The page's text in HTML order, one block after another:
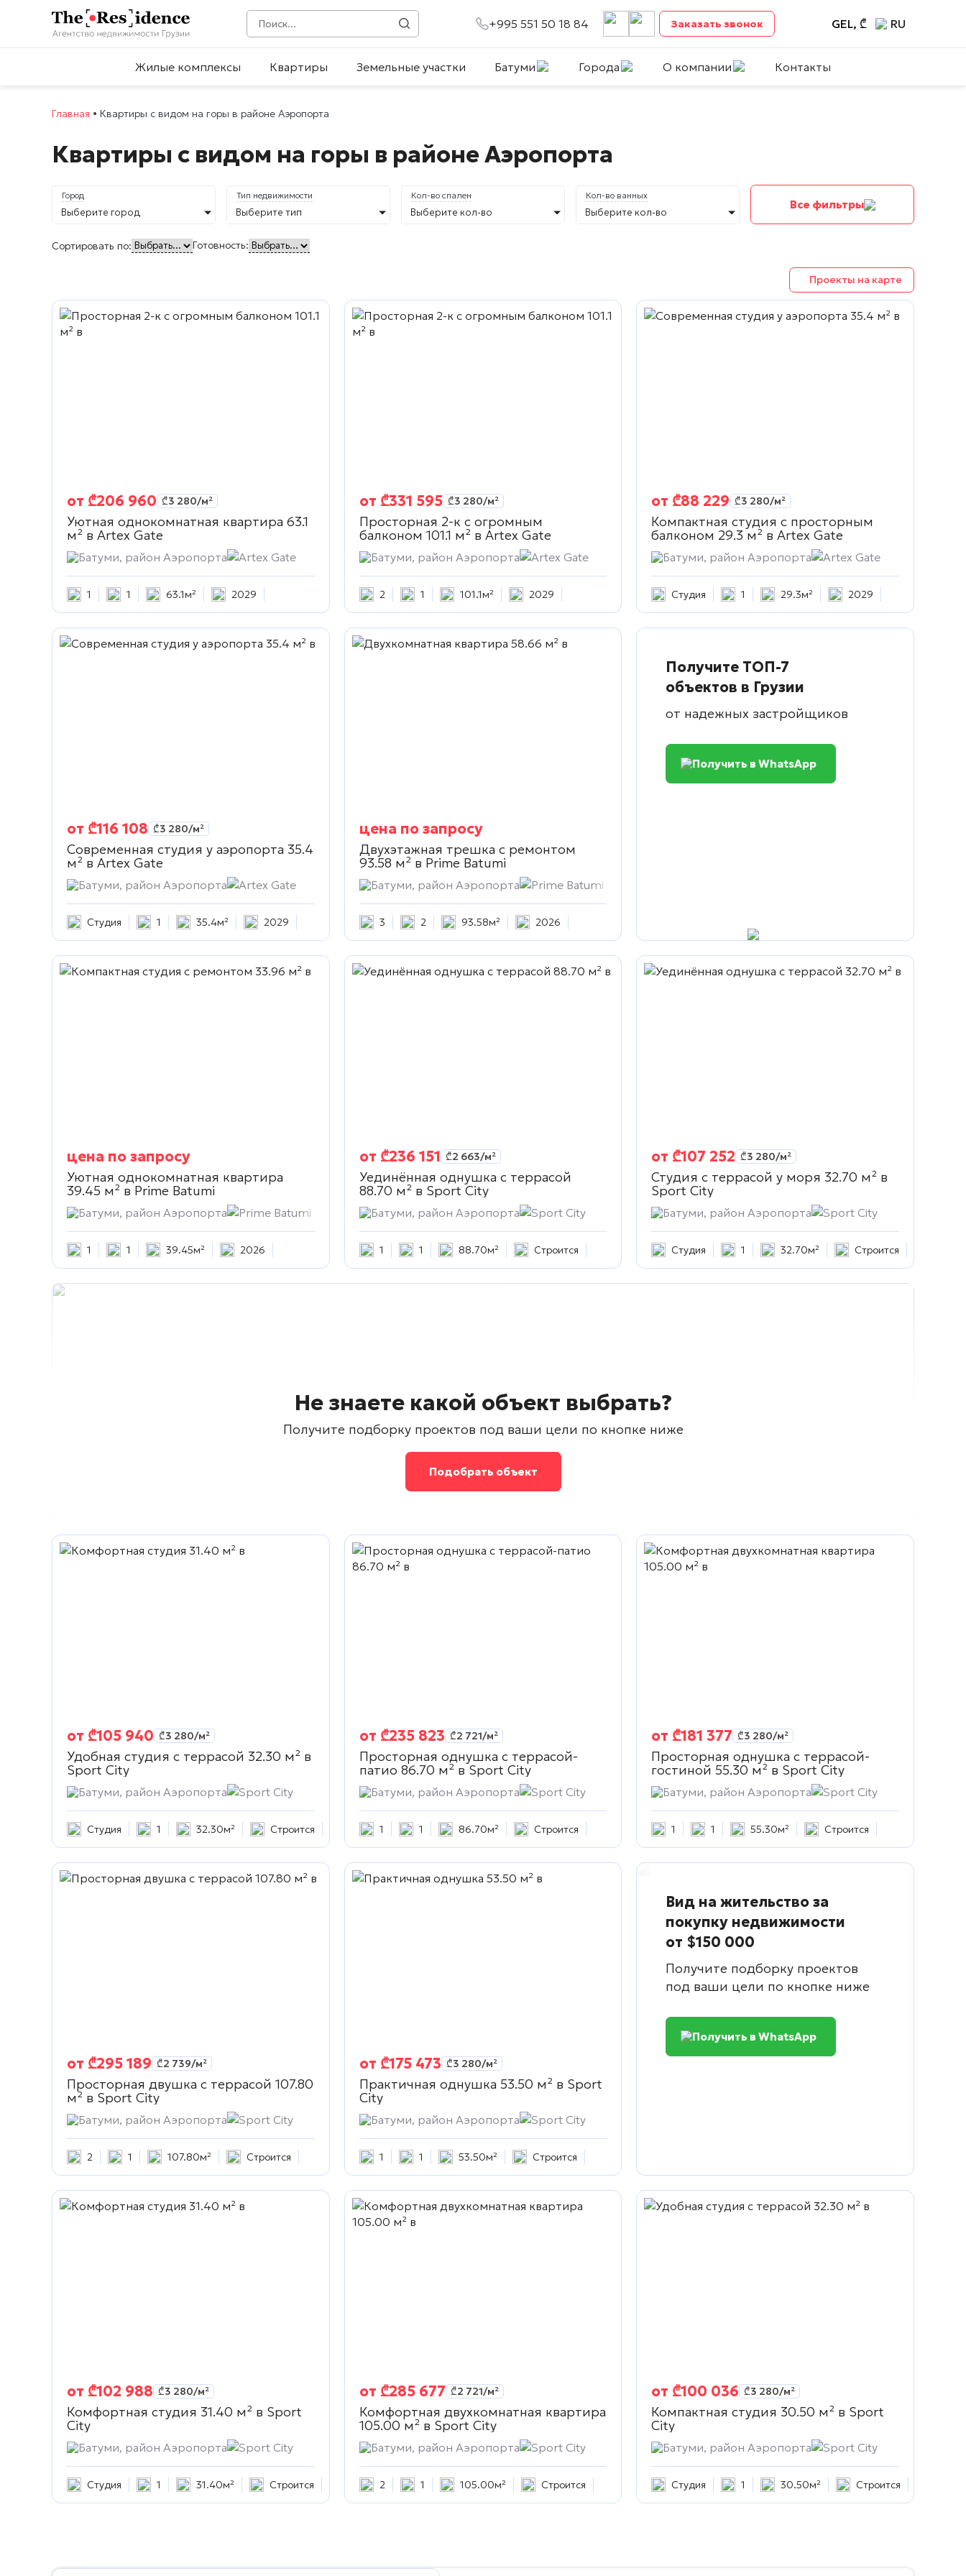
+995 551 50 18 84 Заказать звонок GEL, ₾ RU
Жилые комплексы Квартиры Земельные участки Батуми Города О компании Контакты
Главная • Квартиры с видом на горы в районе Аэропорта
Квартиры с видом на горы в районе Аэропорта
Город
Выберите город
Тип недвижимости
Выберите тип
Кол-во спален
Выберите кол-во
Кол-во ванных
Выберите кол-во
Все фильтры
Сортировать по: Готовность:
Проекты на карте
от ₾206 960 ₾3 280/м²
Уютная однокомнатная квартира 63.1
м² в Artex Gate
Батуми, район Аэропорта Artex Gate
1 1 63.1м² 2029
от ₾331 595 ₾3 280/м²
Просторная 2-к с огромным
балконом 101.1 м² в Artex Gate
Батуми, район Аэропорта Artex Gate
2 1 101.1м² 2029
от ₾88 229 ₾3 280/м²
Компактная студия с просторным
балконом 29.3 м² в Artex Gate
Батуми, район Аэропорта Artex Gate
Студия 1 29.3м² 2029
от ₾116 108 ₾3 280/м²
Современная студия у аэропорта 35.4
м² в Artex Gate
Батуми, район Аэропорта Artex Gate
Студия 1 35.4м² 2029
цена по запросу
Двухэтажная трешка с ремонтом
93.58 м² в Prime Batumi
Батуми, район Аэропорта Prime Batumi
3 2 93.58м² 2026
Получите ТОП-7
объектов в Грузии
от надежных застройщиков
Получить в WhatsApp
цена по запросу
Уютная однокомнатная квартира
39.45 м² в Prime Batumi
Батуми, район Аэропорта Prime Batumi
1 1 39.45м² 2026
от ₾236 151 ₾2 663/м²
Уединённая однушка с террасой
88.70 м² в Sport City
Батуми, район Аэропорта Sport City
1 1 88.70м² Строится
от ₾107 252 ₾3 280/м²
Студия с террасой у моря 32.70 м² в
Sport City
Батуми, район Аэропорта Sport City
Студия 1 32.70м² Строится
Не знаете какой объект выбрать?
Получите подборку проектов под ваши цели по кнопке ниже
Подобрать объект
от ₾105 940 ₾3 280/м²
Удобная студия с террасой 32.30 м² в
Sport City
Батуми, район Аэропорта Sport City
Студия 1 32.30м² Строится
от ₾235 823 ₾2 721/м²
Просторная однушка с террасой-
патио 86.70 м² в Sport City
Батуми, район Аэропорта Sport City
1 1 86.70м² Строится
от ₾181 377 ₾3 280/м²
Просторная однушка с террасой-
гостиной 55.30 м² в Sport City
Батуми, район Аэропорта Sport City
1 1 55.30м² Строится
от ₾295 189 ₾2 739/м²
Просторная двушка с террасой 107.80
м² в Sport City
Батуми, район Аэропорта Sport City
2 1 107.80м² Строится
от ₾175 473 ₾3 280/м²
Практичная однушка 53.50 м² в Sport
City
Батуми, район Аэропорта Sport City
1 1 53.50м² Строится
Вид на жительство за
покупку недвижимости
от $150 000
Получите подборку проектов
под ваши цели по кнопке ниже
Получить в WhatsApp
от ₾102 988 ₾3 280/м²
Комфортная студия 31.40 м² в Sport
City
Батуми, район Аэропорта Sport City
Студия 1 31.40м² Строится
от ₾285 677 ₾2 721/м²
Комфортная двухкомнатная квартира
105.00 м² в Sport City
Батуми, район Аэропорта Sport City
2 1 105.00м² Строится
от ₾100 036 ₾3 280/м²
Компактная студия 30.50 м² в Sport
City
Батуми, район Аэропорта Sport City
Студия 1 30.50м² Строится